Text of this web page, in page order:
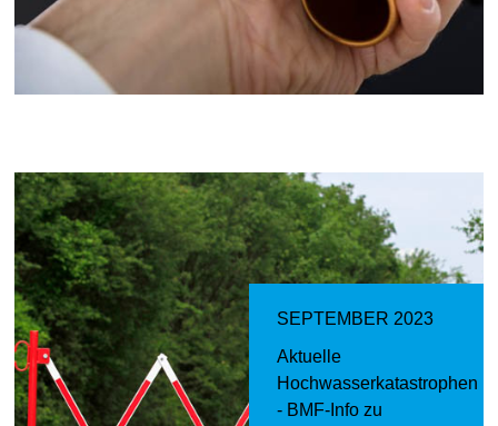
SEPTEMBER 2023
Aktuelle
Hochwasserkatastrophen
- BMF-Info zu